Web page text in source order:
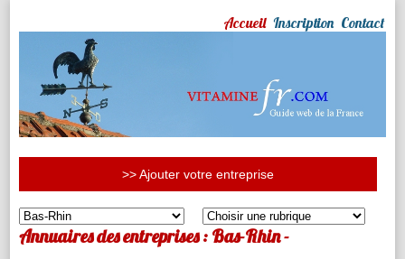
Accueil Inscription Contact
>> Ajouter votre entreprise
Annuaires des entreprises : Bas-Rhin -